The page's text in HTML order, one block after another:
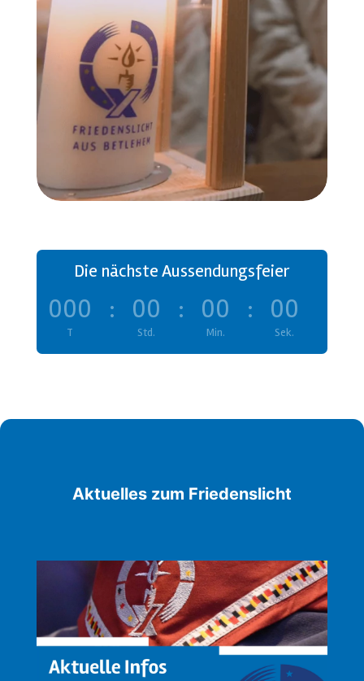
Die nächste Aussendungsfeier
000
T
: 00
Std.
: 00
Min.
: 00
Sek.
Aktuelles zum Friedenslicht